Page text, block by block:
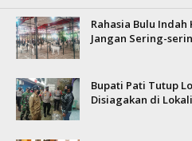
Rahasia Bulu
Jangan Sering-
Bupati Pati Tutup
Disiagakan di